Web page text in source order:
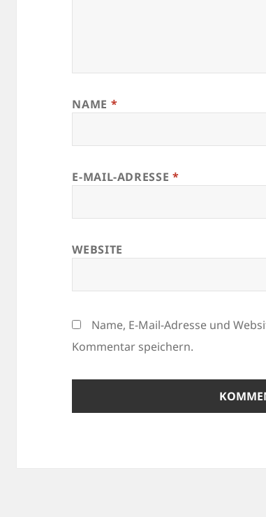
NAME *
E-MAIL-ADRESSE *
WEBSITE
Name, E-Mail-Adresse und
Kommentar speichern.